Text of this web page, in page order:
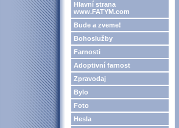
Hlavní strana
www.FATYM.com
Bude a zveme!
Bohoslužby
Farnosti
Adoptivní farnost
Zpravodaj
Bylo
Foto
Hesla